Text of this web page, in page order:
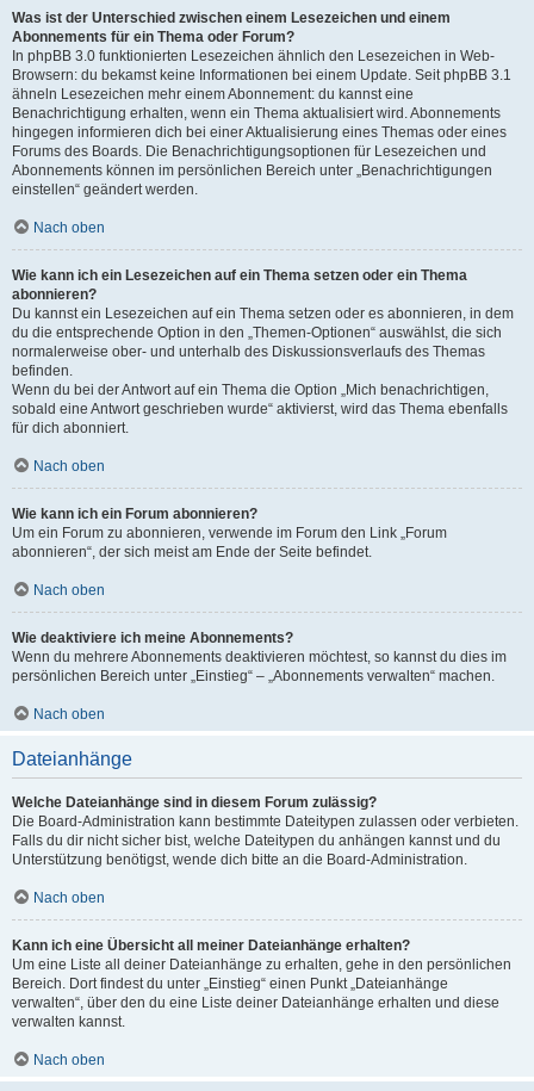
Was ist der Unterschied zwischen einem Lesezeichen und einem
Abonnements für ein Thema oder Forum?
In phpBB 3.0 funktionierten Lesezeichen ähnlich den Lesezeichen in Web-
Browsern: du bekamst keine Informationen bei einem Update. Seit phpBB 3.1
ähneln Lesezeichen mehr einem Abonnement: du kannst eine
Benachrichtigung erhalten, wenn ein Thema aktualisiert wird. Abonnements
hingegen informieren dich bei einer Aktualisierung eines Themas oder eines
Forums des Boards. Die Benachrichtigungsoptionen für Lesezeichen und
Abonnements können im persönlichen Bereich unter „Benachrichtigungen
einstellen“ geändert werden.
Nach oben
Wie kann ich ein Lesezeichen auf ein Thema setzen oder ein Thema
abonnieren?
Du kannst ein Lesezeichen auf ein Thema setzen oder es abonnieren, in dem
du die entsprechende Option in den „Themen-Optionen“ auswählst, die sich
normalerweise ober- und unterhalb des Diskussionsverlaufs des Themas
befinden.
Wenn du bei der Antwort auf ein Thema die Option „Mich benachrichtigen,
sobald eine Antwort geschrieben wurde“ aktivierst, wird das Thema ebenfalls
für dich abonniert.
Nach oben
Wie kann ich ein Forum abonnieren?
Um ein Forum zu abonnieren, verwende im Forum den Link „Forum
abonnieren“, der sich meist am Ende der Seite befindet.
Nach oben
Wie deaktiviere ich meine Abonnements?
Wenn du mehrere Abonnements deaktivieren möchtest, so kannst du dies im
persönlichen Bereich unter „Einstieg“ – „Abonnements verwalten“ machen.
Nach oben
Dateianhänge
Welche Dateianhänge sind in diesem Forum zulässig?
Die Board-Administration kann bestimmte Dateitypen zulassen oder verbieten.
Falls du dir nicht sicher bist, welche Dateitypen du anhängen kannst und du
Unterstützung benötigst, wende dich bitte an die Board-Administration.
Nach oben
Kann ich eine Übersicht all meiner Dateianhänge erhalten?
Um eine Liste all deiner Dateianhänge zu erhalten, gehe in den persönlichen
Bereich. Dort findest du unter „Einstieg“ einen Punkt „Dateianhänge
verwalten“, über den du eine Liste deiner Dateianhänge erhalten und diese
verwalten kannst.
Nach oben